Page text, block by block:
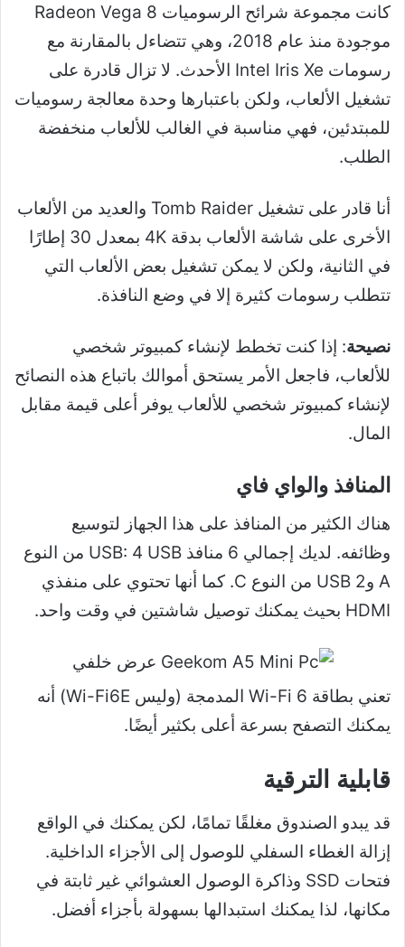
كانت مجموعة شرائح الرسوميات Radeon Vega 8
موجودة منذ عام 2018، وهي تتضاءل بالمقارنة مع
رسومات Intel Iris Xe الأحدث. لا تزال قادرة على
تشغيل الألعاب، ولكن باعتبارها وحدة معالجة رسوميات
للمبتدئين، فهي مناسبة في الغالب للألعاب منخفضة
الطلب.
أنا قادر على تشغيل Tomb Raider والعديد من الألعاب
الأخرى على شاشة الألعاب بدقة 4K بمعدل 30 إطارًا
في الثانية، ولكن لا يمكن تشغيل بعض الألعاب التي
تتطلب رسومات كثيرة إلا في وضع النافذة.
نصيحة: إذا كنت تخطط لإنشاء كمبيوتر شخصي
للألعاب، فاجعل الأمر يستحق أموالك باتباع هذه النصائح
لإنشاء كمبيوتر شخصي للألعاب يوفر أعلى قيمة مقابل
المال.
المنافذ والواي فاي
هناك الكثير من المنافذ على هذا الجهاز لتوسيع
وظائفه. لديك إجمالي 6 منافذ USB: 4 USB من النوع
A و2 USB من النوع C. كما أنها تحتوي على منفذي
HDMI بحيث يمكنك توصيل شاشتين في وقت واحد.
تعني بطاقة Wi-Fi 6 المدمجة (وليس Wi-Fi6E) أنه
يمكنك التصفح بسرعة أعلى بكثير أيضًا.
قابلية الترقية
قد يبدو الصندوق مغلقًا تمامًا، لكن يمكنك في الواقع
إزالة الغطاء السفلي للوصول إلى الأجزاء الداخلية.
فتحات SSD وذاكرة الوصول العشوائي غير ثابتة في
مكانها، لذا يمكنك استبدالها بسهولة بأجزاء أفضل.